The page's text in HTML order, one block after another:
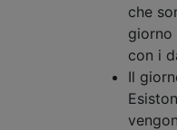
che
giorno
con i
Il